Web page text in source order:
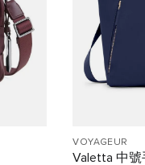
VOYAGEUR
Valetta 中號